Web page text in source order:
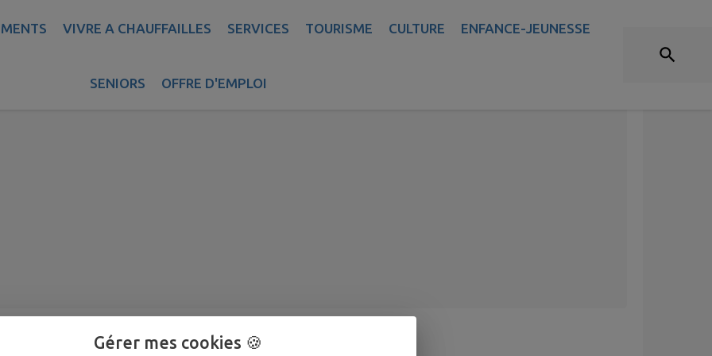
VIVRE A CHAUFFAILLES SERVICES TOURISME CULTURE ENFANCE-JEUNESSE
SENIORS OFFRE D'EMPLOI
avril 2026
Gérer mes cookies 🍪